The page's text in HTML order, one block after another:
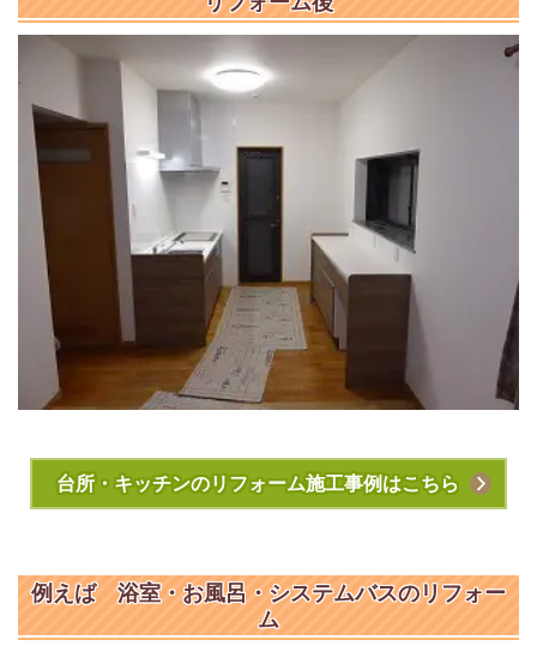
台所・キッチンのリフォーム施工事例はこちら
例えば 浴室・お風呂・システムバスのリフォー
ム